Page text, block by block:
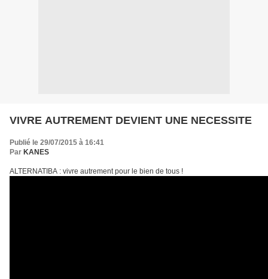
VIVRE AUTREMENT DEVIENT UNE NECESSITE
Publié le 29/07/2015 à 16:41
Par KANES
ALTERNATIBA : vivre autrement pour le bien de tous !